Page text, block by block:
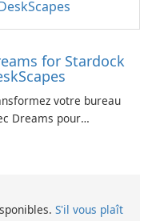
for Stardock
votre bureau
Dreams pour
S'il vous plaît